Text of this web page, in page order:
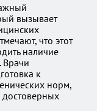
вызывает
что этот
наличие
Врачи
к
норм,
достоверных